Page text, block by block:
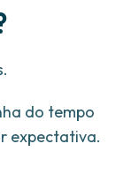
do tempo
expectativa.